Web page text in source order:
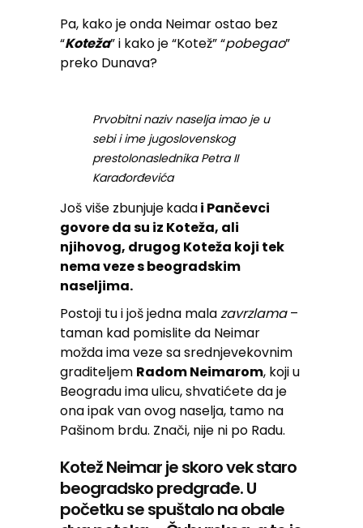
Pa, kako je onda Neimar ostao bez
“Koteža” i kako je “Kotež” “pobegao”
preko Dunava?
Prvobitni naziv naselja imao je u
sebi i ime jugoslovenskog
prestolonaslednika Petra II
Karađorđevića
Još više zbunjujekadai Pančevci
govore da su iz Koteža, ali
njihovog, drugog Koteža koji tek
nema veze s beogradskim
naseljima.
Postoji tu i još jedna malazavrzlama–
taman kad pomislite da Neimar
možda ima veze sa srednjevekovnim
graditeljem Radom Neimarom, koji u
Beogradu ima ulicu, shvatićete da je
ona ipak van ovog naselja, tamo na
Pašinom brdu. Znači, nije ni po Radu.
Kotež Neimar je skoro vek staro
beogradsko predgrađe. U
početku se spuštalo na obale